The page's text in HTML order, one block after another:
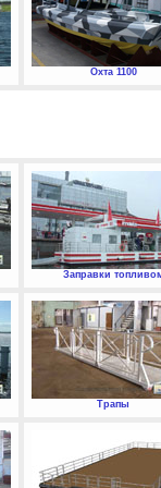
Охта 1100
Заправки
Трапы